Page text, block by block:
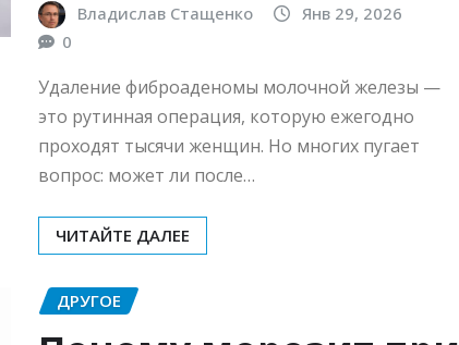
Владислав Стащенко
Янв 29, 2026
0
Удаление фиброаденомы молочной железы —
это рутинная операция, которую ежегодно
проходят тысячи женщин. Но многих пугает
вопрос: может ли после…
ЧИТАЙТЕ ДАЛЕЕ
ДРУГОЕ